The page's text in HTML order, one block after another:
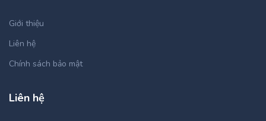
Giới thiệu
Liên hệ
Chính sách bảo mật
Liên hệ